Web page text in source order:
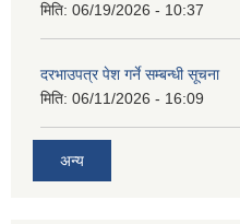
मिति: 06/19/2026 - 10:37
दरभाउपत्र पेश गर्ने सम्बन्धी सूचना
मिति: 06/11/2026 - 16:09
अन्य